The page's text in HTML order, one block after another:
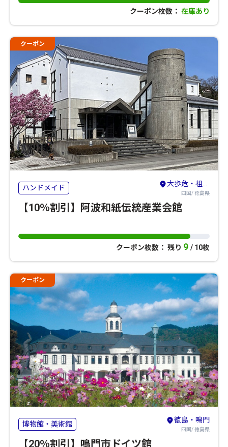
クーポン枚数： 在庫あり
クーポン
ハンドメイド 大歩危・祖谷・剣山・吉野川
四国/ 徳島県
【10％割引】阿波和紙伝統産業会館
クーポン枚数： 残り 9 / 10枚
クーポン
博物館・美術館 徳島・鳴門
四国/ 徳島県
【20％割引】鳴門市ドイツ館